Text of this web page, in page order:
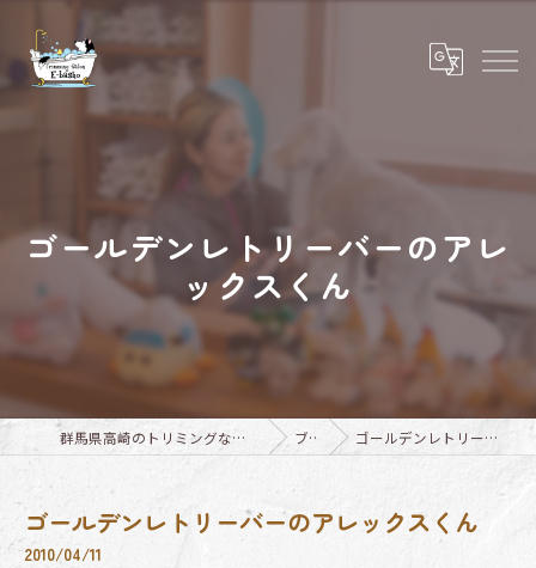
ゴールデンレトリーバーのアレ
ックスくん
群馬県高崎のトリミングならTrimming Salon E-basho ブログ ゴールデンレトリーバーのアレックスくん
ゴールデンレトリーバーのアレックスくん
2010/04/11